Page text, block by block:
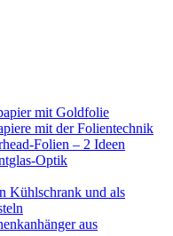
mit Goldfolie
mit der Folientechnik
Folien – 2 Ideen
Optik
Kühlschrank und als
aus